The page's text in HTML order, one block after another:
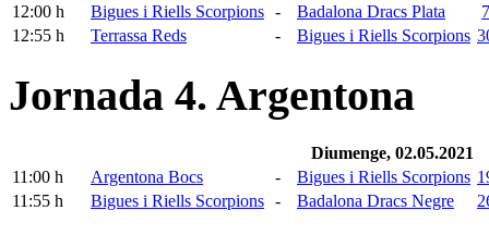
12:00 h
Bigues i Riells Scorpions - Badalona Dracs Plata
12:55 h
Terrassa Reds - Bigues i Riells Scorpions
Jornada 4. Argentona
Diumenge, 02.05.2021
11:00 h
Argentona Bocs - Bigues i Riells Scorpions
11:55 h
Bigues i Riells Scorpions - Badalona Dracs Negre